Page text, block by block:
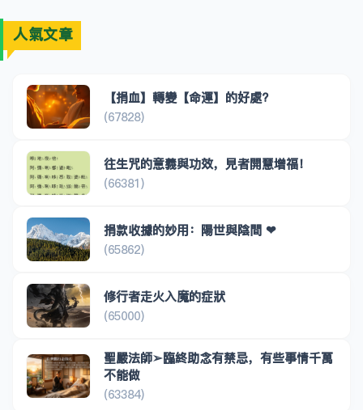
人氣文章
【捐血】轉變【命運】的好處?
(67828)
往生咒的意義與功效，見者開慧增福！
(66381)
捐款收據的妙用：陽世與陰間 ❤
(65862)
修行者走火入魔的症狀
(65000)
聖嚴法師➢臨終助念有禁忌，有些事情千萬
不能做
(63384)